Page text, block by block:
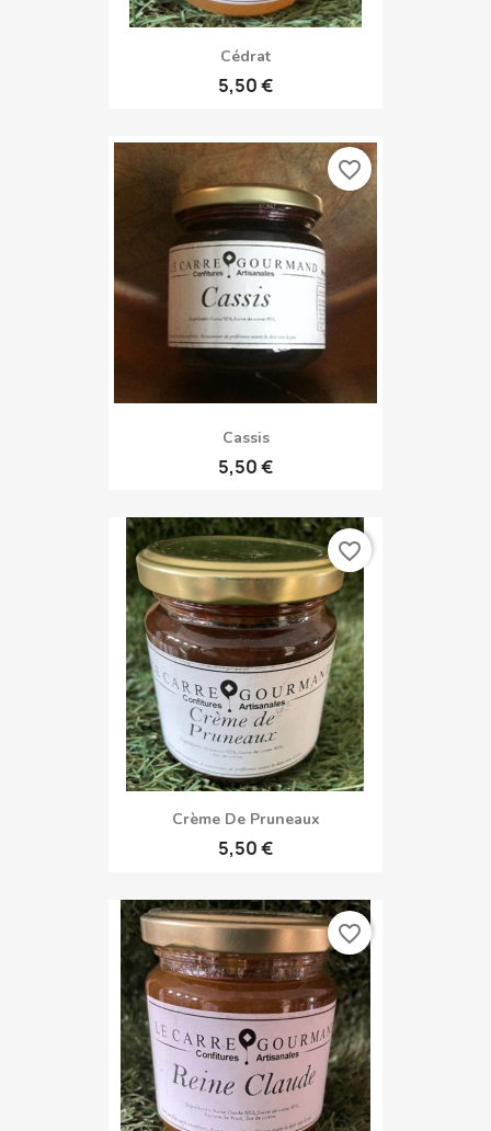
Cédrat
5,50 €
Cassis
5,50 €
favorite_border
Crème De Pruneaux
5,50 €
favorite_border
favorite_border